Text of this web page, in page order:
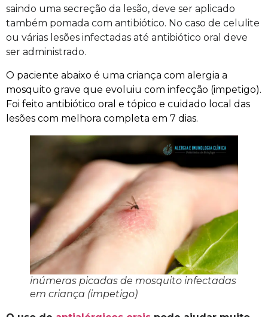
saindo uma secreção da lesão, deve ser aplicado
também pomada com antibiótico. No caso de celulite
ou várias lesões infectadas até antibiótico oral deve
ser administrado.
O paciente abaixo é uma criança com alergia a
mosquito grave que evoluiu com infecção (impetigo).
Foi feito antibiótico oral e tópico e cuidado local das
lesões com melhora completa em 7 dias.
inúmeras picadas de mosquito infectadas
em criança (impetigo)